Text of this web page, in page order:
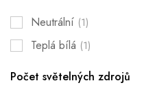
Neutrální (1)
Teplá bílá (1)
Počet světelných zdrojů